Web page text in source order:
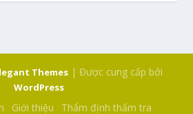
Themes | Được cung cấp bởi
WordPress
Giới thiệu Thẩm định thẩm tra